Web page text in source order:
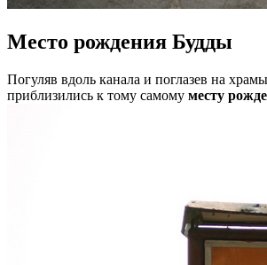
Место рождения Будды
Погуляв вдоль канала и поглазев на
приблизились к тому самому месту